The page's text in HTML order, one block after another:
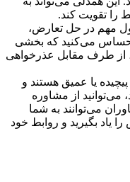
را تقویت کند.
مهم در حل تعارض،
می‌کنید که بخشی
از طرف مقابل عذرخواهی
یا عمیق هستند و
می‌توانید از مشاوره
می‌توانند به شما
یاد بگیرید و روابط خود